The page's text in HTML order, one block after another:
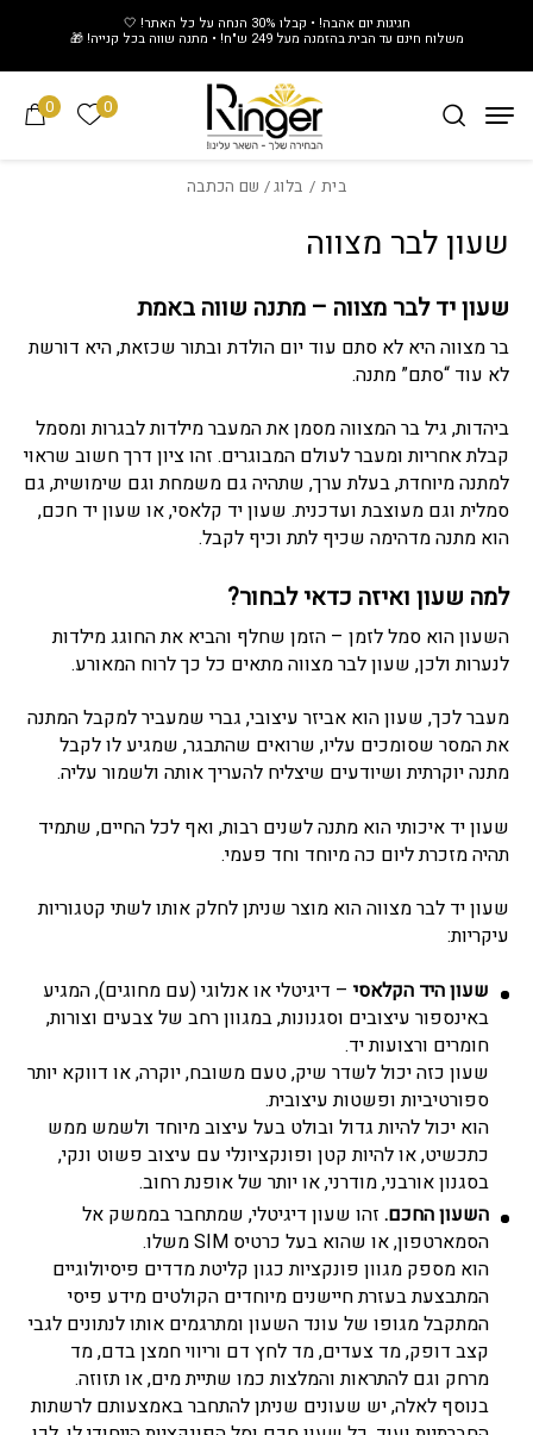
חגיגות יום אהבה! • קבלו 30% הנחה על כל האתר! 🤍
משלוח חינם עד הבית בהזמנה מעל 249 ש"ח! • מתנה שווה בכל קנייה! 🎁
0 0 הרשימה
בית / בלוג/ שם הכתבה
שעון לבר מצווה
שעון יד לבר מצווה – מתנה שווה באמת
בר מצווה היא לא סתם עוד יום הולדת ובתור שכזאת, היא דורשת
לא עוד “סתם” מתנה.
ביהדות, גיל בר המצווה מסמן את המעבר מילדות לבגרות ומסמל
קבלת אחריות ומעבר לעולם המבוגרים. זהו ציון דרך חשוב שראוי
למתנה מיוחדת, בעלת ערך, שתהיה גם משמחת וגם שימושית, גם
סמלית וגם מעוצבת ועדכנית. שעון יד קלאסי, או שעון יד חכם,
הוא מתנה מדהימה שכיף לתת וכיף לקבל.
למה שעון ואיזה כדאי לבחור?
השעון הוא סמל לזמן – הזמן שחלף והביא את החוגג מילדות
לנערות ולכן, שעון לבר מצווה מתאים כל כך לרוח המאורע.
מעבר לכך, שעון הוא אביזר עיצובי, גברי שמעביר למקבל המתנה
את המסר שסומכים עליו, שרואים שהתבגר, שמגיע לו לקבל
מתנה יוקרתית ושיודעים שיצליח להעריך אותה ולשמור עליה.
שעון יד איכותי הוא מתנה לשנים רבות, ואף לכל החיים, שתמיד
תהיה מזכרת ליום כה מיוחד וחד פעמי.
שעון יד לבר מצווה הוא מוצר שניתן לחלק אותו לשתי קטגוריות
עיקריות:
שעון היד הקלאסי– דיגיטלי או אנלוגי (עם מחוגים), המגיע
באינספור עיצובים וסגנונות, במגוון רחב של צבעים וצורות,
חומרים ורצועות יד.
שעון כזה יכול לשדר שיק, טעם משובח, יוקרה, או דווקא יותר
ספורטיביות ופשטות עיצובית.
הוא יכול להיות גדול ובולט בעל עיצוב מיוחד ולשמש ממש
כתכשיט, או להיות קטן ופונקציונלי עם עיצוב פשוט ונקי,
בסגנון אורבני, מודרני, או יותר של אופנת רחוב.
השעון החכם.זהו שעון דיגיטלי, שמתחבר בממשק אל
הסמארטפון, או שהוא בעל כרטיס SIM משלו.
הוא מספק מגוון פונקציות כגון קליטת מדדים פיסיולוגיים
המתבצעת בעזרת חיישנים מיוחדים הקולטים מידע פיסי
המתקבל מגופו של עונד השעון ומתרגמים אותו לנתונים לגבי
קצב דופק, מד צעדים, מד לחץ דם וריווי חמצן בדם, מד
מרחק וגם להתראות והמלצות כמו שתיית מים, או תזוזה.
בנוסף לאלה, יש שעונים שניתן להתחבר באמצעותם לרשתות